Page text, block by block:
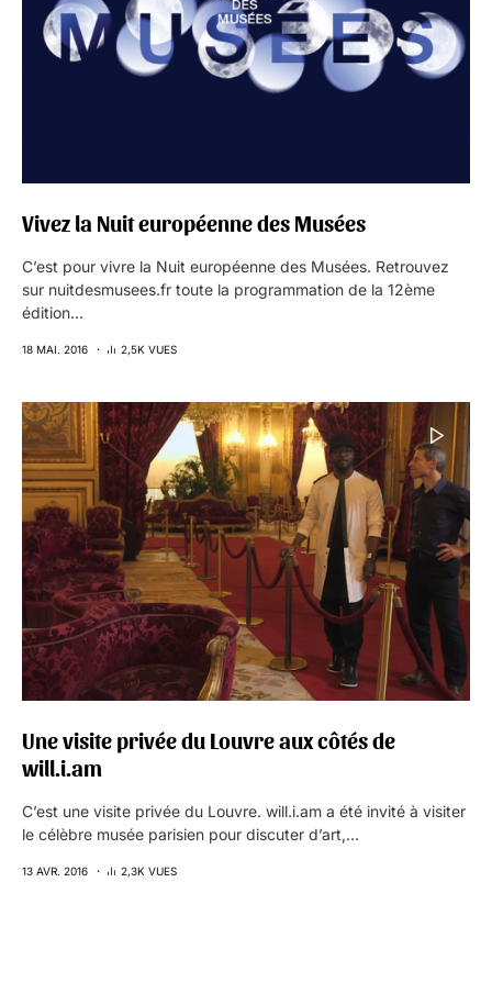
Vivez la Nuit européenne des Musées
C’est pour vivre la Nuit européenne des Musées. Retrouvez
sur nuitdesmusees.fr toute la programmation de la 12ème
édition…
18 MAI. 2016 2,5K VUES
Une visite privée du Louvre aux côtés de
will.i.am
C’est une visite privée du Louvre. will.i.am a été invité à visiter
le célèbre musée parisien pour discuter d’art,…
13 AVR. 2016 2,3K VUES